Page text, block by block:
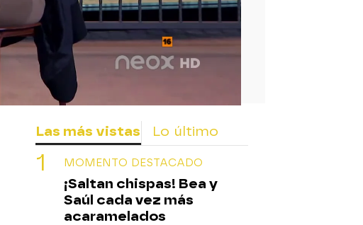
Las más vistas Lo último
MOMENTO DESTACADO
¡Saltan chispas! Bea y
Saúl cada vez más
acaramelados